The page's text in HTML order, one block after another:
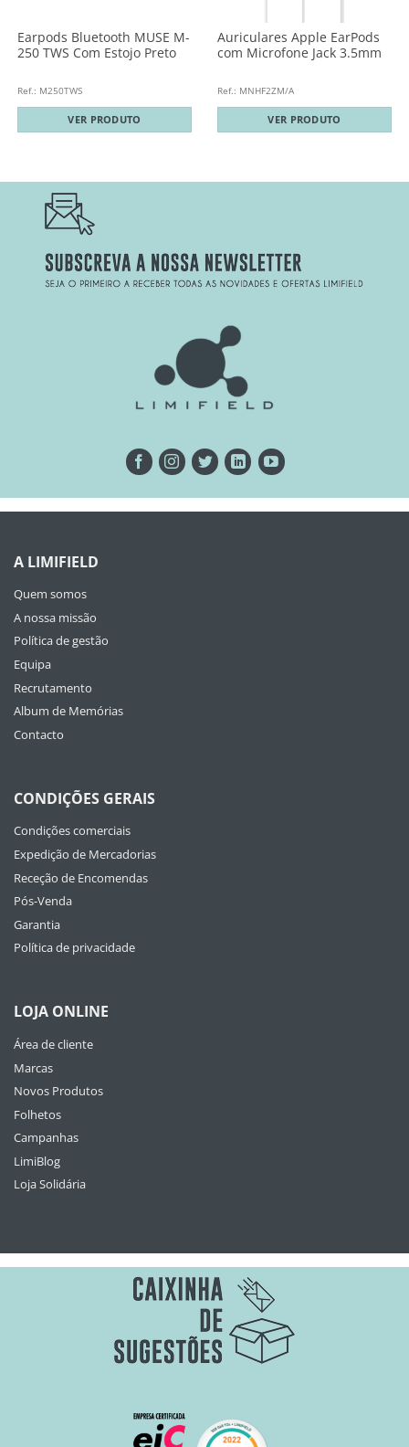
Earpods Bluetooth MUSE M-
250 TWS Com Estojo Preto
Ref.: M250TWS
VER PRODUTO
Auriculares Apple EarPods
com Microfone Jack 3.5mm
Ref.: MNHF2ZM/A
VER PRODUTO
A LIMIFIELD
Quem somos
A nossa missão
Política de gestão
Equipa
Recrutamento
Album de Memórias
Contacto
CONDIÇÕES GERAIS
Condições comerciais
Expedição de Mercadorias
Receção de Encomendas
Pós-Venda
Garantia
Política de privacidade
LOJA ONLINE
Área de cliente
Marcas
Novos Produtos
Folhetos
Campanhas
LimiBlog
Loja Solidária